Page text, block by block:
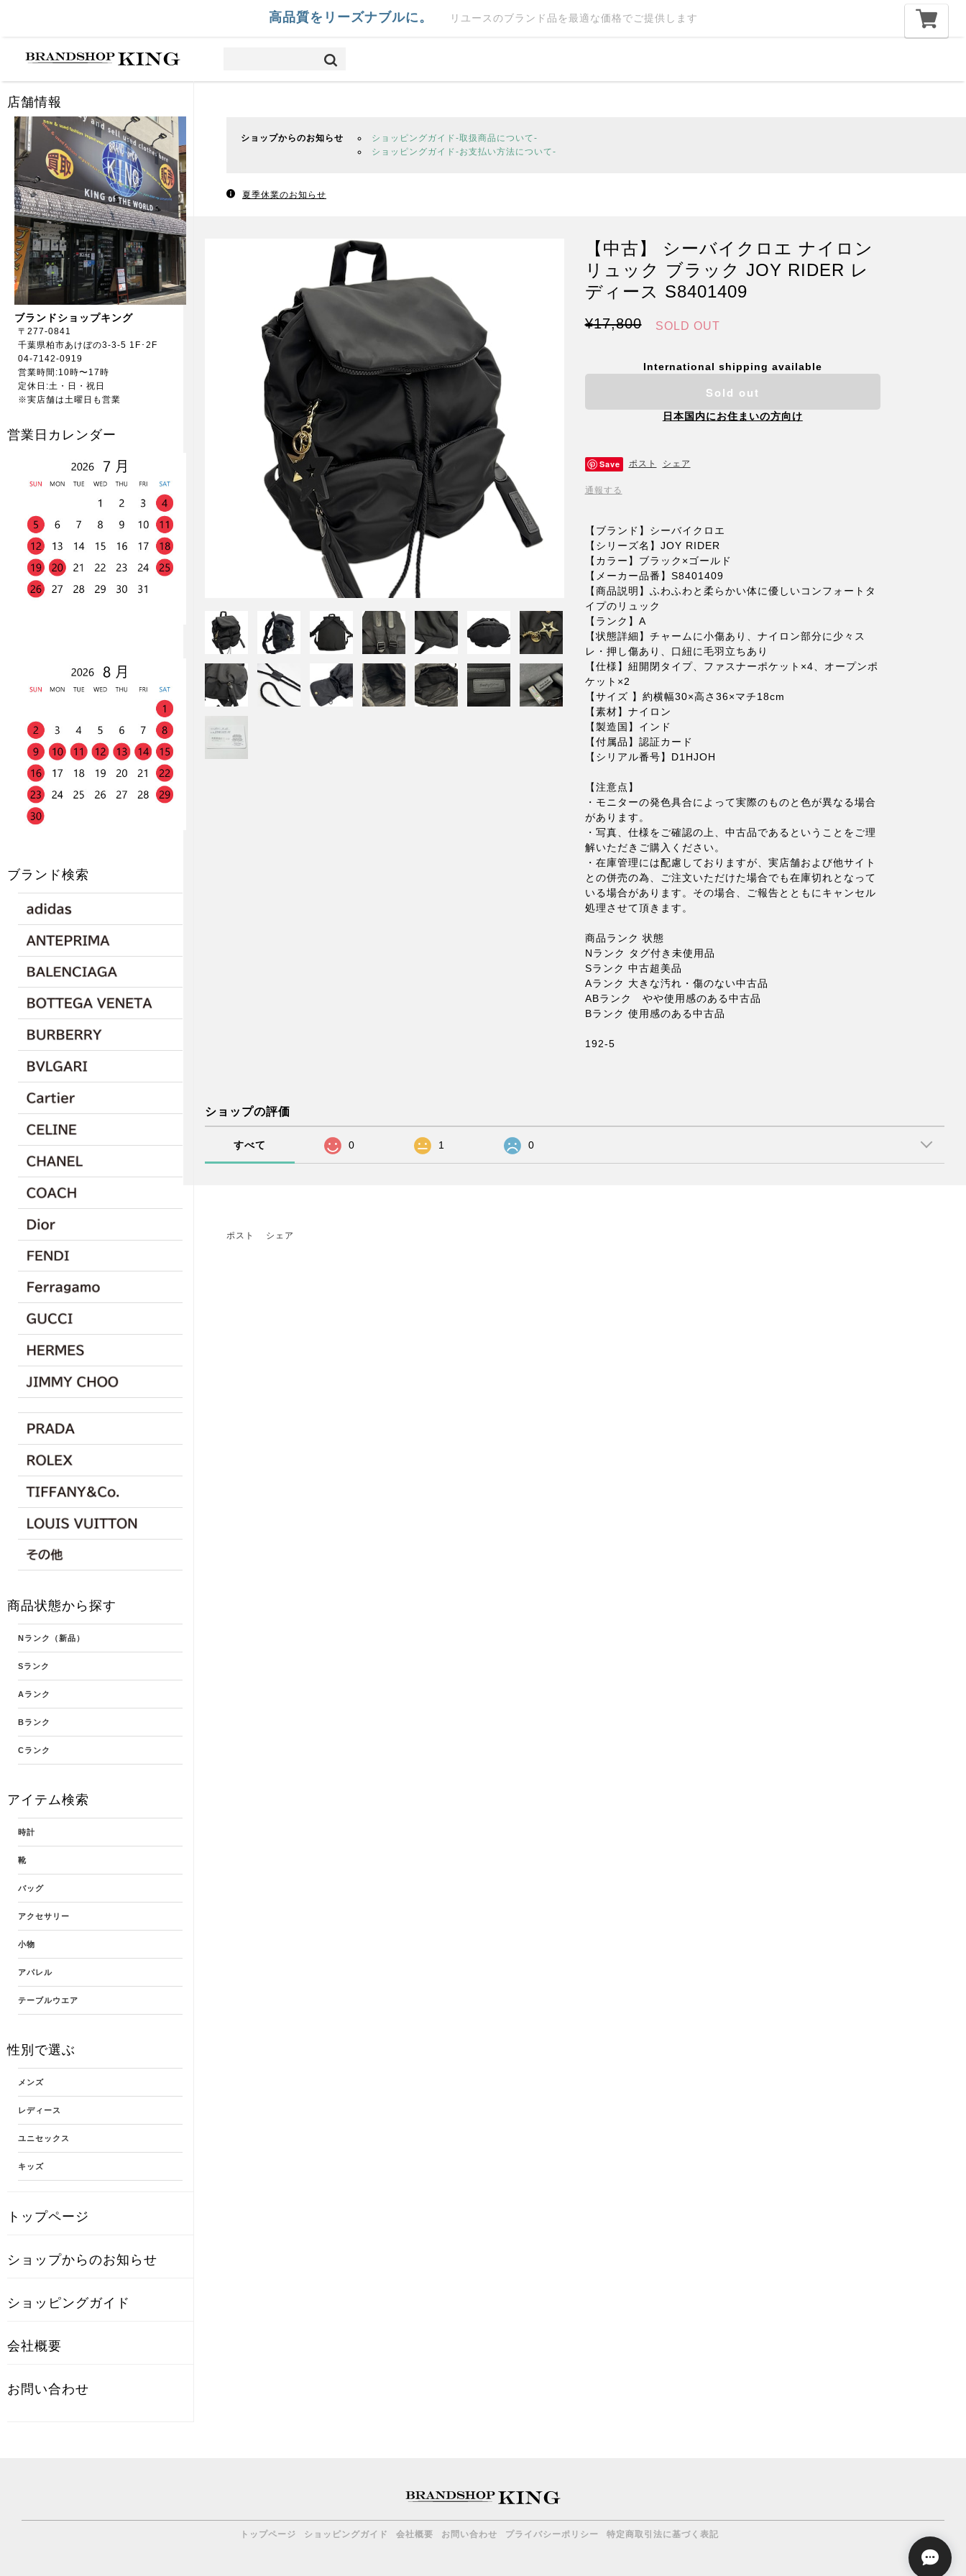
高品質をリーズナブルに。 リユースのブランド品を最適な価格でご提供します
店舗情報
ブランドショップキング
〒277-0841
千葉県柏市あけぼの3-3-5 1F･2F
04-7142-0919
営業時間:10時〜17時
定休日:土・日・祝日
※実店舗は土曜日も営業
営業日カレンダー
ブランド検索
商品状態から探す
Nランク（新品）
Sランク
Aランク
Bランク
Cランク
アイテム検索
時計
靴
バッグ
アクセサリー
小物
アパレル
テーブルウエア
性別で選ぶ
メンズ
レディース
ユニセックス
キッズ
トップページ
ショップからのお知らせ
ショッピングガイド
会社概要
お問い合わせ
ショップからのお知らせ
ショッピングガイド-取扱商品について-
ショッピングガイド-お支払い方法について-
夏季休業のお知らせ
【中古】 シーバイクロエ ナイロン
リュック ブラック JOY RIDER レ
ディース S8401409
¥17,800 SOLD OUT
International shipping available
Sold out
日本国内にお住まいの方向け
Save ポスト シェア
通報する
【ブランド】シーバイクロエ
【シリーズ名】JOY RIDER
【カラー】ブラック×ゴールド
【メーカー品番】S8401409
【商品説明】ふわふわと柔らかい体に優しいコンフォートタ
イプのリュック
【ランク】A
【状態詳細】チャームに小傷あり、ナイロン部分に少々ス
レ・押し傷あり、口紐に毛羽立ちあり
【仕様】紐開閉タイプ、ファスナーポケット×4、オープンポ
ケット×2
【サイズ 】約横幅30×高さ36×マチ18cm
【素材】ナイロン
【製造国】インド
【付属品】認証カード
【シリアル番号】D1HJOH
【注意点】
・モニターの発色具合によって実際のものと色が異なる場合
があります。
・写真、仕様をご確認の上、中古品であるということをご理
解いただきご購入ください。
・在庫管理には配慮しておりますが、実店舗および他サイト
との併売の為、ご注文いただけた場合でも在庫切れとなって
いる場合があります。その場合、ご報告とともにキャンセル
処理させて頂きます。
商品ランク 状態
Nランク タグ付き未使用品
Sランク 中古超美品
Aランク 大きな汚れ・傷のない中古品
ABランク やや使用感のある中古品
Bランク 使用感のある中古品
192-5
ショップの評価
すべて 0 1 0
シェア
ポスト
トップページ ショッピングガイド 会社概要 お問い合わせ プライバシーポリシー 特定商取引法に基づく表記